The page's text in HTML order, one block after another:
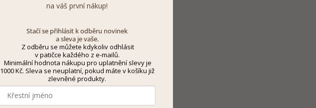
na váš první nákup!
Stačí se přihlásit k odběru novinek
a sleva je vaše.
Z odběru se můžete kdykoliv odhlásit
v patičce každého z e-mailů.
Minimální hodnota nákupu pro uplatnění slevy je
1000 Kč. Sleva se neuplatní, pokud máte v košíku již
zlevněné produkty.